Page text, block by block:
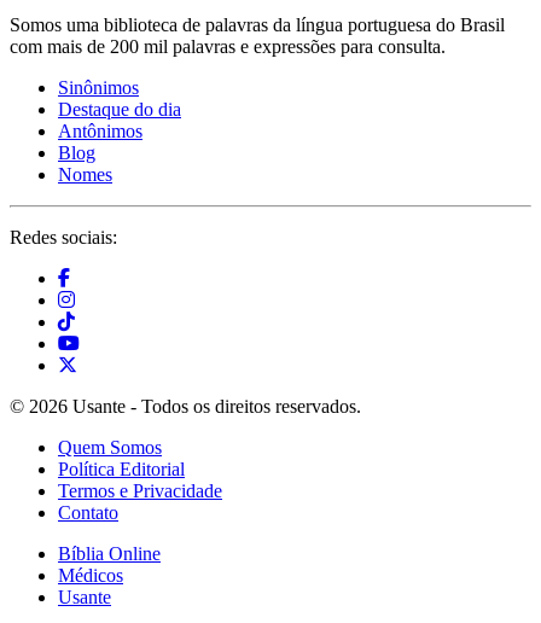
Somos uma biblioteca de palavras da língua portuguesa do Brasil
com mais de 200 mil palavras e expressões para consulta.
Sinônimos
Destaque do dia
Antônimos
Blog
Nomes
Redes sociais:
© 2026 Usante - Todos os direitos reservados.
Quem Somos
Política Editorial
Termos e Privacidade
Contato
Bíblia Online
Médicos
Usante